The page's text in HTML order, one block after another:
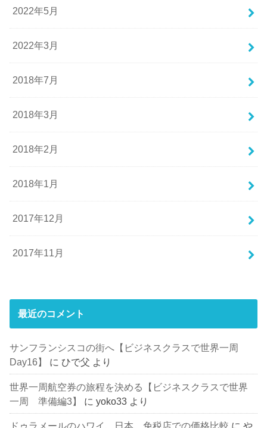
2022年5月
2022年3月
2018年7月
2018年3月
2018年2月
2018年1月
2017年12月
2017年11月
最近のコメント
サンフランシスコの街へ【ビジネスクラスで世界一周
Day16】
に ひで父 より
世界一周航空券の旅程を決める【ビジネスクラスで世界
一周 準備編3】
にyoko33 より
ドゥラメールのハワイ、日本、免税店での価格比較 にや